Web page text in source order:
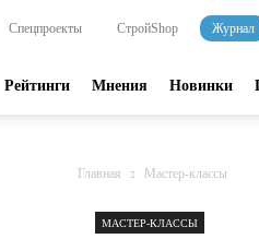
Спецпроекты СтройShop Журнал
Рейтинги Мнения Новинки
Главная Мастер-классы
МАСТЕР-КЛАССЫ